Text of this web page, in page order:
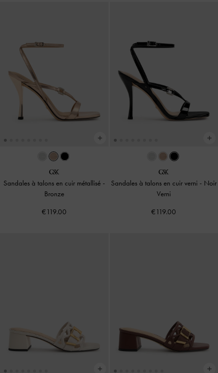
Sandales à talons en cuir métallisé -
Bronze
€119.00
Sandales à talons en cuir verni - Noir
Verni
€119.00